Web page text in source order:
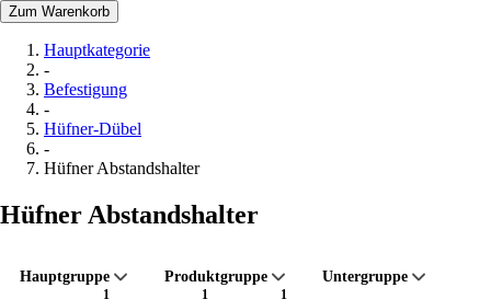
Zum Warenkorb
Hauptkategorie
-
Befestigung
-
Hüfner-Dübel
-
Hüfner Abstandshalter
Hüfner Abstandshalter
Hauptgruppe Produktgruppe
Untergruppe